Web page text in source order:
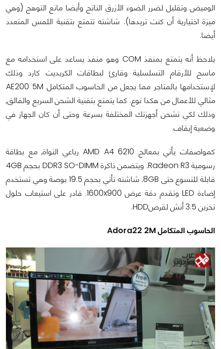
الوميض وتقليل لضرر الضوء الأزرق الناتج وأيضا مانع التوهج (وهي
ميزة اختيارية أن كنت تريدها). شاشته تتمتع بتقنية اللمس المتعدد
أيضا.
يلاحظ أنه يتمتع بمنفذ COM وهو منفذ يساعد على استخدامه مع
ماسح للأرقام التسلسلية وقارئ لبطاقات الكريديت كارد وذلك
لإستخدامها بالمتاجر مما يجعل من الحاسوب المتكامل AE200 5M
مثالي للأعمال من هكذا نوع. كما يتمتع بتقنية الشحن السريع والفائق,
وذلك لكي تشحن أجهزتك المختلفة بسرعة وحتى أن كان الجهاز في
وضعية إيقاف.
كمواصفات يأتي بمعالج AMD A4 6210 رباعي النواة, مع بطاقة
رسومية Radeon R3. ويتضمن ذاكرة DDR3 SO-DIMM بحجم 4GB
قابلة للتسوع حتى 8GB. شاشته تأتي بحجم 19.5 بوصة وهي تستخدم
إضاءة LED وتقدم دقة عرض 1600x900. قادر على استيعاب حلول
تخزين 3.5 أنش لقرصHDD.
الحاسوب المتكامل Adora22 2M